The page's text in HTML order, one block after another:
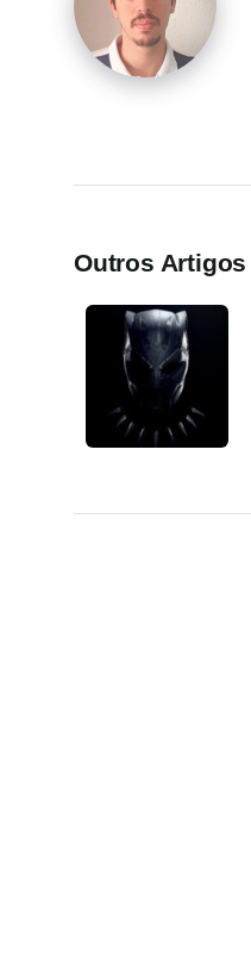
Outros Artigos